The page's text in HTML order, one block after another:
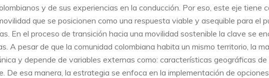
y de sus experiencias en la conducción. Por eso, este eje tiene
que se posicionen como una respuesta viable y asequible para el
En el proceso de transición hacia una movilidad sostenible la clave se
A pesar de que la comunidad colombiana habita un mismo territorio, la
y depende de variables externas como: características geográficas de
De esa manera, la estrategia se enfoca en la implementación de